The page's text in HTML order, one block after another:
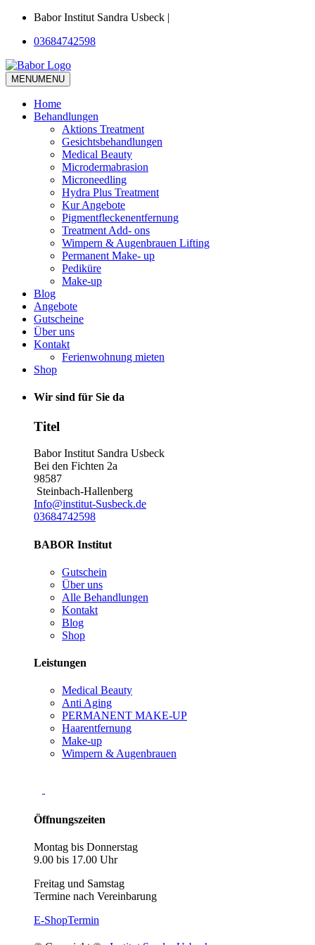
Babor Institut Sandra Usbeck |
03684742598
MENUMENU
Home
Behandlungen
Aktions Treatment
Gesichtsbehandlungen
Medical Beauty
Microdermabrasion
Microneedling
Hydra Plus Treatment
Kur Angebote
Pigmentfleckenentfernung
Treatment Add- ons
Wimpern & Augenbrauen Lifting
Permanent Make- up
Pediküre
Make-up
Blog
Angebote
Gutscheine
Über uns
Kontakt
Ferienwohnung mieten
Shop
Wir sind für Sie da
Titel
Babor Institut Sandra Usbeck
Bei den Fichten 2a
98587
Steinbach-Hallenberg
Info@institut-Susbeck.de
03684742598
BABOR Institut
Gutschein
Über uns
Alle Behandlungen
Kontakt
Blog
Shop
Leistungen
Medical Beauty
Anti Aging
PERMANENT MAKE-UP
Haarentfernung
Make-up
Wimpern & Augenbrauen
Öffnungszeiten
Montag bis Donnerstag
9.00 bis 17.00 Uhr
Freitag und Samstag
Termine nach Vereinbarung
E-ShopTermin